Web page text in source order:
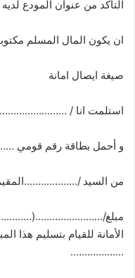
التأكد من عنوان المودع
ان يكون المال المسلم
صيغة ايصال امانة
استلمت انا /
و أحمل بطاقة رقم
من السيد /
مبلغ/
الأمانة للقيام بتسليم
……………….